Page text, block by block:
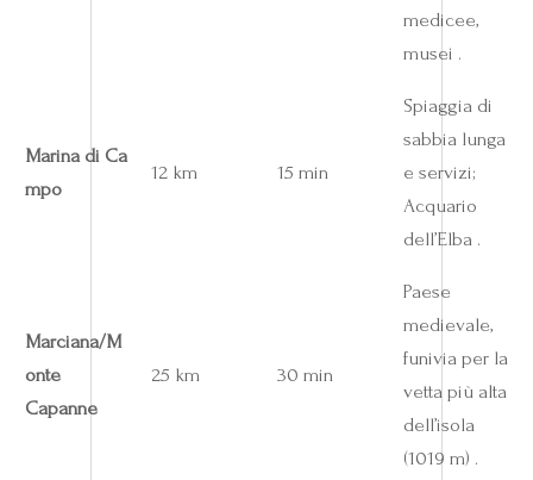
medicee,
musei .
Marina di Ca
mpo
12 km 15 min
Spiaggia di
sabbia lunga
e servizi;
Acquario
dell’Elba .
Marciana/M
onte
Capanne
25 km 30 min
Paese
medievale,
funivia per la
vetta più alta
dell’isola
(1019 m) .